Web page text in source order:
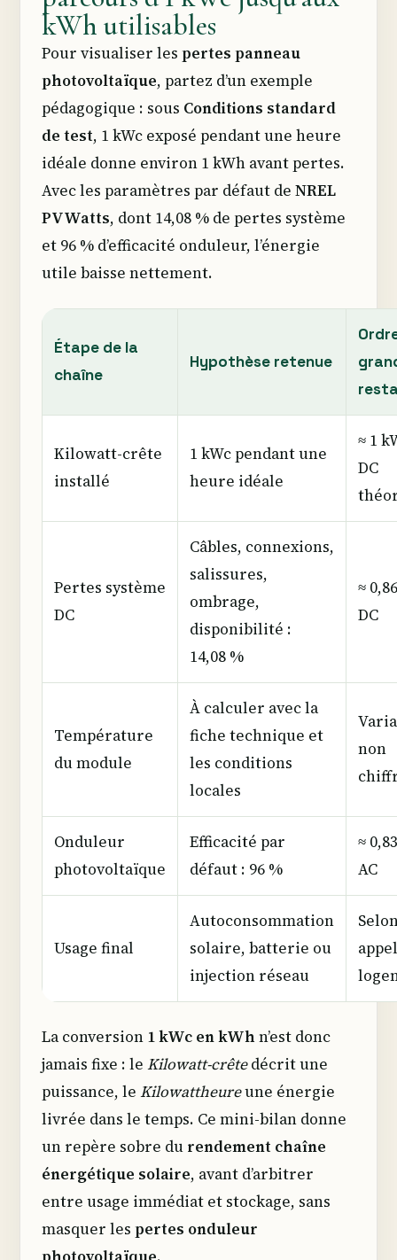
kWh utilisables
Pour visualiser les pertes panneau
photovoltaïque, partez d’un exemple
pédagogique : sous Conditions standard
de test, 1 kWc exposé pendant une heure
idéale donne environ 1 kWh avant pertes.
Avec les paramètres par défaut de NREL
PVWatts, dont 14,08 % de pertes système
et 96 % d’efficacité onduleur, l’énergie
utile baisse nettement.
Étape de la
chaîne
Hypothèse retenue
Kilowatt-crête
installé
1 kWc pendant une
heure idéale
≈ 1
DC
Pertes système
DC
Câbles, connexions,
salissures,
ombrage,
disponibilité :
14,08 %
≈
DC
Température
du module
À calculer avec la
fiche technique et
les conditions
locales
non
Onduleur
photovoltaïque
Efficacité par
défaut : 96 %
≈
AC
Usage final
Autoconsommation
solaire, batterie ou
injection réseau
La conversion 1 kWc en kWh n’est donc
jamais fixe : le Kilowatt-crêtedécrit une
puissance, le Kilowattheureune énergie
livrée dans le temps. Ce mini-bilan donne
un repère sobre du rendement chaîne
énergétique solaire, avant d’arbitrer
entre usage immédiat et stockage, sans
masquer les pertes onduleur